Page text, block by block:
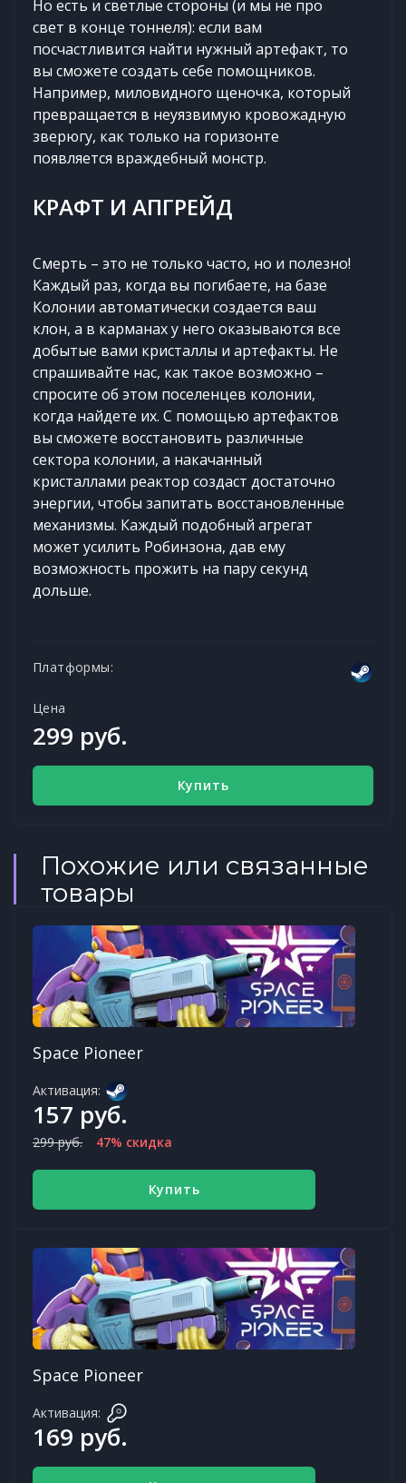
Но есть и светлые стороны (и мы не про
свет в конце тоннеля): если вам
посчастливится найти нужный артефакт, то
вы сможете создать себе помощников.
Например, миловидного щеночка, который
превращается в неуязвимую кровожадную
зверюгу, как только на горизонте
появляется враждебный монстр.
КРАФТ И АПГРЕЙД
Смерть – это не только часто, но и полезно!
Каждый раз, когда вы погибаете, на базе
Колонии автоматически создается ваш
клон, а в карманах у него оказываются все
добытые вами кристаллы и артефакты. Не
спрашивайте нас, как такое возможно –
спросите об этом поселенцев колонии,
когда найдете их. С помощью артефактов
вы сможете восстановить различные
сектора колонии, а накачанный
кристаллами реактор создаст достаточно
энергии, чтобы запитать восстановленные
механизмы. Каждый подобный агрегат
может усилить Робинзона, дав ему
возможность прожить на пару секунд
дольше.
Платформы:
Цена
299 руб.
Купить
Похожие или связанные
товары
Space Pioneer
Активация:
157 руб.
299 руб. 47% скидка
Купить
Space Pioneer
Активация:
169 руб.